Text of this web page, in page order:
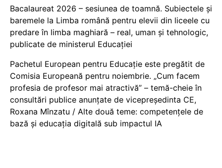
Bacalaureat 2026 – sesiunea de toamnă. Subiectele și
baremele la Limba română pentru elevii din liceele cu
predare în limba maghiară – real, uman și tehnologic,
publicate de ministerul Educației
Pachetul European pentru Educație este pregătit de
Comisia Europeană pentru noiembrie. „Cum facem
profesia de profesor mai atractivă” – temă-cheie în
consultări publice anunțate de vicepreședinta CE,
Roxana Mînzatu / Alte două teme: competențele de
bază și educația digitală sub impactul IA